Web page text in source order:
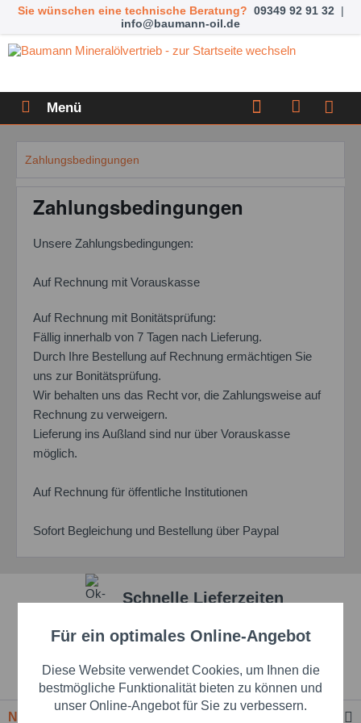
Sie wünschen eine technische Beratung? 09349 92 91 32 |
info@baumann-oil.de
Menü
Zahlungsbedingungen
Zahlungsbedingungen
Unsere Zahlungsbedingungen:
Auf Rechnung mit Vorauskasse
Auf Rechnung mit Bonitätsprüfung:
Fällig innerhalb von 7 Tagen nach Lieferung.
Durch Ihre Bestellung auf Rechnung ermächtigen Sie
uns zur Bonitätsprüfung.
Wir behalten uns das Recht vor, die Zahlungsweise auf
Rechnung zu verweigern.
Lieferung ins Außland sind nur über Vorauskasse
möglich.
Auf Rechnung für öffentliche Institutionen
Sofort Begleichung und Bestellung über Paypal
Schnelle Lieferzeiten
Beste Markenqualität
Premium-Händler
Newsletter
Funktionale Aktiv
Marketing Aktiv
Für ein optimales Online-Angebot
Diese Website verwendet Cookies, um Ihnen die
bestmögliche Funktionalität bieten zu können und
unser Online-Angebot für Sie zu verbessern.